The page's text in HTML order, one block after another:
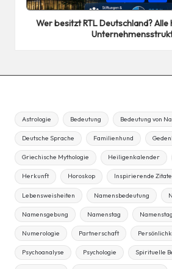
in
Wer besitzt RTL Deutschland?
Astrologie Bedeutung Bedeutung von
Deutsche Sprache Familienhund
Griechische Mythologie Heiligenkalender
Herkunft Horoskop Inspirierende Zitate
Lebensweisheiten Namensbedeutung
Namensgebung Namenstag
Numerologie Partnerschaft
Psychoanalyse Psychologie Spirituelle